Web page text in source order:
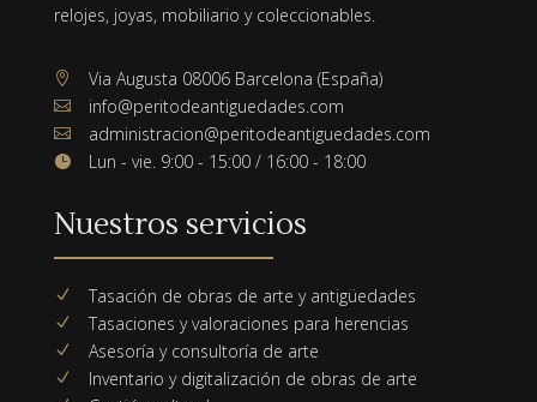
relojes, joyas, mobiliario y coleccionables.
 Via Augusta 08006 Barcelona (España)
 info@peritodeantiguedades.com
 administracion@peritodeantiguedades.com
 Lun - vie. 9:00 - 15:00 / 16:00 - 18:00
Nuestros servicios
N Tasación de obras de arte y antigüedades
N Tasaciones y valoraciones para herencias
N Asesoría y consultoría de arte
N Inventario y digitalización de obras de arte